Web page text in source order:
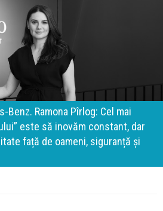
Benz. Ramona Pîrlog: Cel mai
este să inovăm constant, dar
față de oameni, siguranță și